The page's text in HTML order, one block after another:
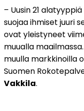
– Uusin 21
suojaa ihmiset juuri
ovat yleistyneet
muualla
muulla markkinoilla
Suomen
Vakkila.